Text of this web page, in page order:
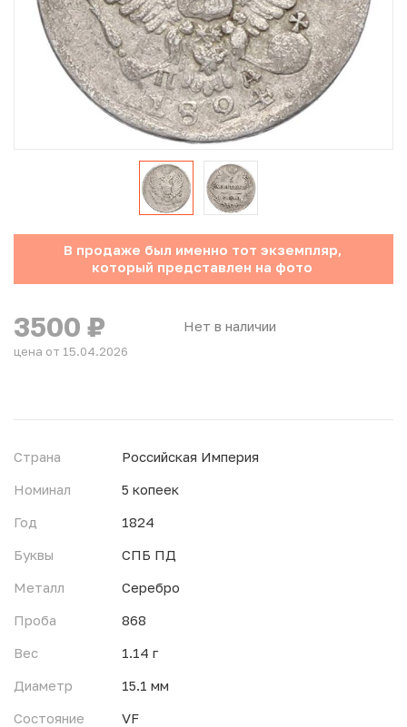
Юбилейные монеты Банка России (с 1999 года)
Памятные и инвестиционные монеты СССР и России
Иностранные монеты
Неофициальные выпуски монет (Unusual)
Античные и средневековые монеты
Наборы монет
Инвестиционные монеты
В продаже был именно тот экземпляр,
который представлен на фото
Нет в наличии
3500 ₽
цена от 15.04.2026
Страна
Российская Империя
Номинал
5 копеек
Год
1824
Буквы
СПБ ПД
Металл
Серебро
Проба
868
Вес
1.14 г
Диаметр
15.1 мм
Состояние
VF